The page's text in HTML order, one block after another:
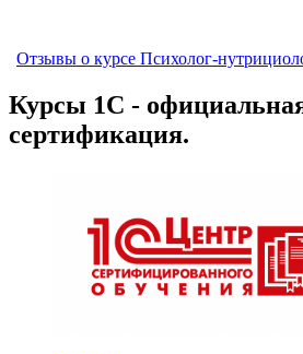
Отзывы о курсе Психолог-
Курсы 1С -
сертификация.